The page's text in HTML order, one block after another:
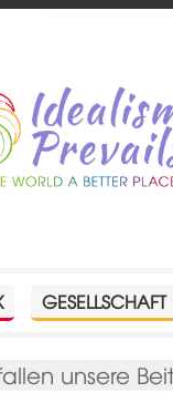
GESELLSCHAFT
unsere